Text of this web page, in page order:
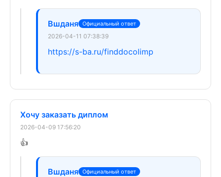
Вшданя Официальный ответ
2026-04-11 07:38:39
https://s-ba.ru/finddocolimp
Хочу заказать диплом
2026-04-09 17:56:20
👍
Вшданя Официальный ответ